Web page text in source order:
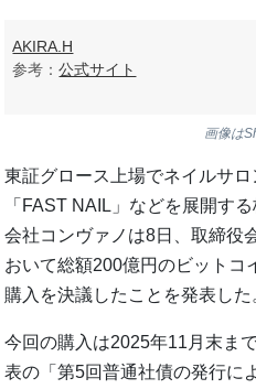
AKIRA.H
参考：公式サイト
画像は
東証グロース上場でネイルサロ
「FAST NAIL」などを展開す
会社コンヴァノは8日、取締役
おいて総額200億円のビットコ
購入を決議したことを発表した
今回の購入は2025年11月末ま
表の「第5回普通社債の発行に